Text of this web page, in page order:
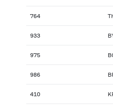
764
933
975
986
410